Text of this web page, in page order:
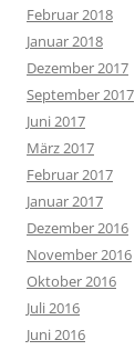
Februar 2018
Januar 2018
Dezember 2017
September 2017
Juni 2017
März 2017
Februar 2017
Januar 2017
Dezember 2016
November 2016
Oktober 2016
Juli 2016
Juni 2016